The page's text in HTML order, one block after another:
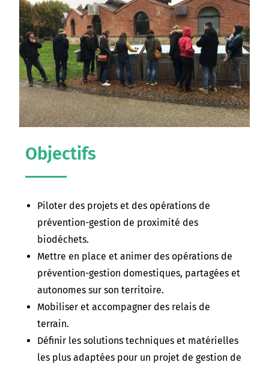
Objectifs
Piloter des projets et des opérations de
prévention-gestion de proximité des
biodéchets.
Mettre en place et animer des opérations de
prévention-gestion domestiques, partagées et
autonomes sur son territoire.
Mobiliser et accompagner des relais de
terrain.
Définir les solutions techniques et matérielles
les plus adaptées pour un projet de gestion de